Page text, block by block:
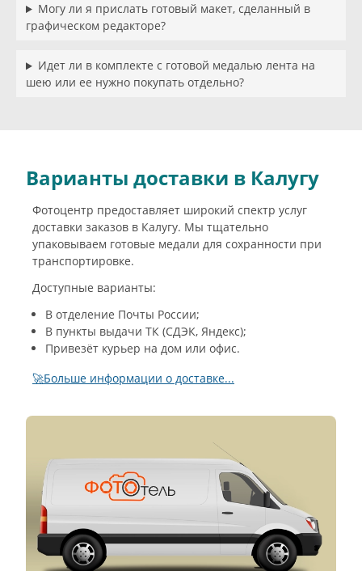
Могу ли я прислать готовый макет, сделанный в
графическом редакторе?
Идет ли в комплекте с готовой медалью лента на
шею или ее нужно покупать отдельно?
Варианты доставки в Калугу
Фотоцентр предоставляет широкий спектр услуг
доставки заказов в Калугу. Мы тщательно
упаковываем готовые медали для сохранности при
транспортировке.
Доступные варианты:
В отделение Почты России;
В пункты выдачи ТК (СДЭК, Яндекс);
Привезёт курьер на дом или офис.
🚀Больше информации о доставке...